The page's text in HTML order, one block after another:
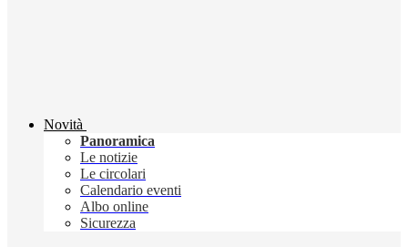
Novità
Panoramica
Le notizie
Le circolari
Calendario eventi
Albo online
Sicurezza